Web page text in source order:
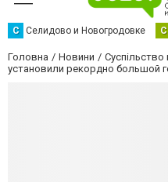
С Селидово и Новогродовке С
Головна Новини Суспільство
установили рекордно большой